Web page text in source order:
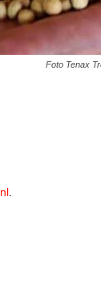
Foto Tenax
.